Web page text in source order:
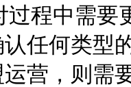
程中需要
任何类型
营，则需